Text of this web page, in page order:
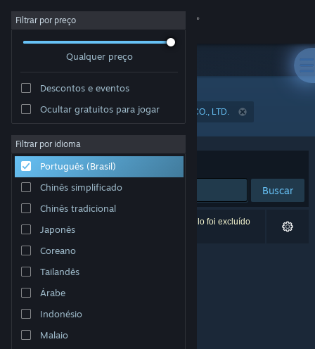
Iniciar sessão
Sobre
Suporte
Alterar idioma
Baixe o aplicativo móvel do Steam
Ver versão para computadores
Filtrar por preço
Qualquer preço
Descontos e eventos
Ocultar gratuitos para jogar
Filtrar por idioma
Português (Brasil)
Chinês simplificado
Chinês tradicional
Japonês
Coreano
Tailandês
Árabe
Indonésio
Malaio
Desenvolvedor: YGGDRAZIL GROUP PUBLIC CO., LTD.
Ordenar por Relevância
Buscar
0 resultados correspondem à sua busca. Um título foi excluído
de acordo com as suas preferências.